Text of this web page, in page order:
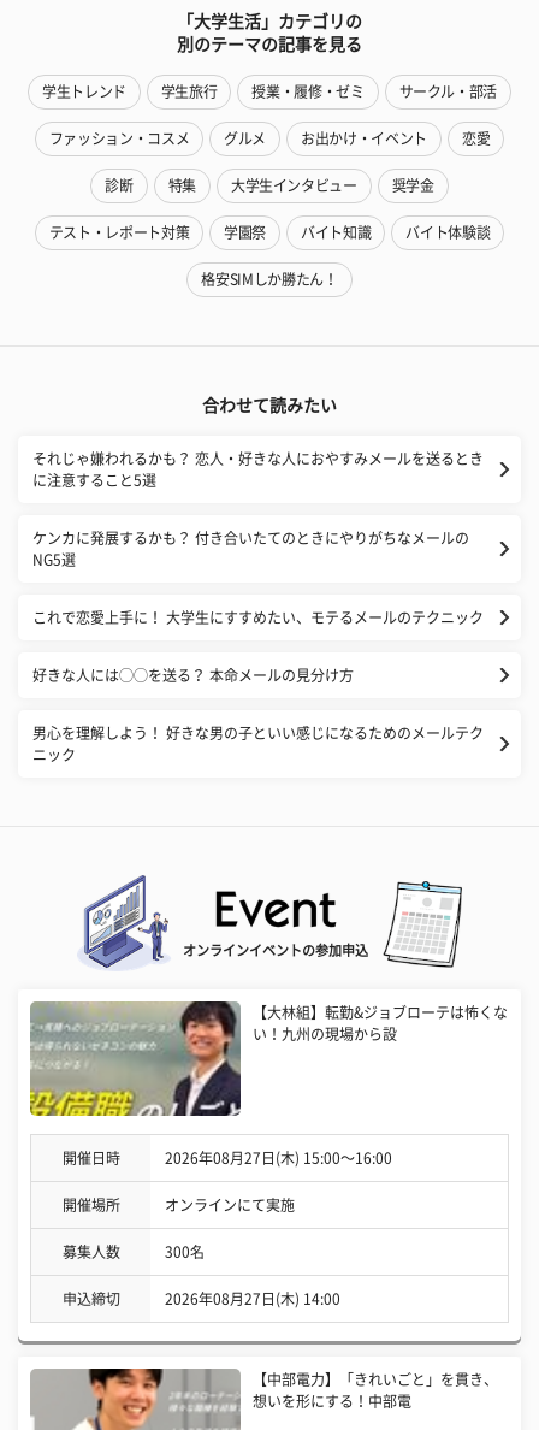
「大学生活」カテゴリの
別のテーマの記事を見る
学生トレンド 学生旅行 授業・履修・ゼミ サークル・部活
ファッション・コスメ グルメ お出かけ・イベント 恋愛
診断 特集 大学生インタビュー 奨学金
テスト・レポート対策 学園祭 バイト知識 バイト体験談
格安SIMしか勝たん！
合わせて読みたい
それじゃ嫌われるかも？ 恋人・好きな人におやすみメールを送るとき
に注意すること5選
ケンカに発展するかも？ 付き合いたてのときにやりがちなメールの
NG5選
これで恋愛上手に！ 大学生にすすめたい、モテるメールのテクニック
好きな人には◯◯を送る？ 本命メールの見分け方
男心を理解しよう！ 好きな男の子といい感じになるためのメールテク
ニック
オンラインイベントの参加申込
【大林組】転勤&ジョブローテは怖くな
い！九州の現場から設
開催日時 2026年08月27日(木) 15:00〜16:00
開催場所 オンラインにて実施
募集人数 300名
申込締切 2026年08月27日(木) 14:00
【中部電力】「きれいごと」を貫き、
想いを形にする！中部電